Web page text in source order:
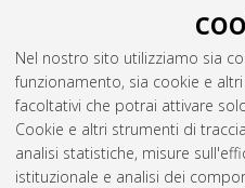
Nel nostro sito utilizziamo sia
funzionamento, sia cookie e
facoltativi che potrai attivare
Cookie e altri strumenti di
analisi statistiche, misure
istituzionale e analisi dei
(6)
Biotecnologie [L-
Seleziona un valore
2016(6)